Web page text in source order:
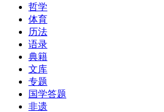
哲学
体育
历法
语录
典籍
文库
专题
国学答题
非遗